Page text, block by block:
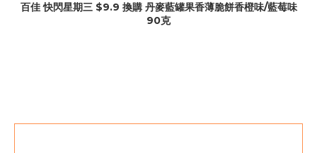
百佳 快閃星期三 $9.9 換購 丹麥藍罐果香薄脆餅香橙味/藍莓味
90克